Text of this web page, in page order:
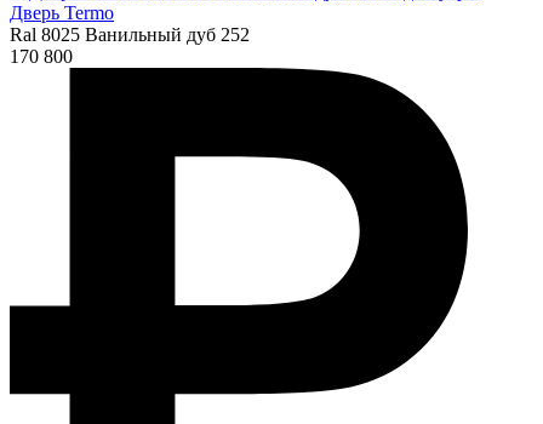
Дверь Termo
Ral 8025 Ванильный дуб 252
170 800